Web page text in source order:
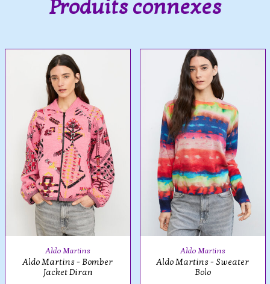
Produits connexes
Aldo Martins
Aldo Martins - Bomber
Jacket Diran
Aldo Martins
Aldo Martins - Sweater
Bolo